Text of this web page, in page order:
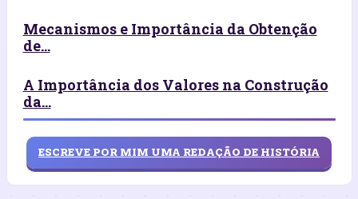
Mecanismos e Importância da Obtenção
de...
A Importância dos Valores na Construção
da...
ESCREVE POR MIM UMA REDAÇÃO DE HISTÓRIA